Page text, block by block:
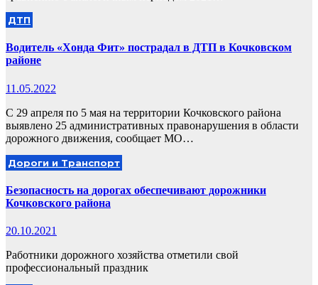
ДТП
Водитель «Хонда Фит» пострадал в ДТП в Кочковском
районе
11.05.2022
С 29 апреля по 5 мая на территории Кочковского района
выявлено 25 административных правонарушения в области
дорожного движения, сообщает МО…
Дороги и Транспорт
Безопасность на дорогах обеспечивают дорожники
Кочковского района
20.10.2021
Работники дорожного хозяйства отметили свой
профессиональный праздник